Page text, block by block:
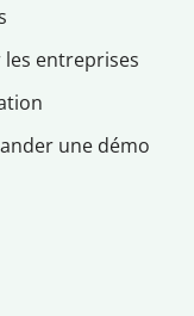
les entreprises
une démo